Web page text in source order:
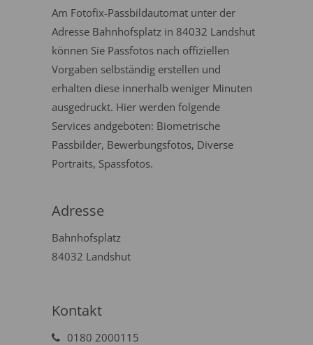
Am Fotofix-Passbildautomat unter der
Adresse Bahnhofsplatz in 84032 Landshut
können Sie Passfotos nach offiziellen
Vorgaben selbständig erstellen und
erhalten diese innerhalb weniger Minuten
ausgedruckt. Hier werden folgende
Services andgeboten: Biometrische
Passbilder, Bewerbungsfotos, Diverse
Portraits, Spassfotos.
Adresse
Bahnhofsplatz
84032 Landshut
Kontakt
0180 2000115